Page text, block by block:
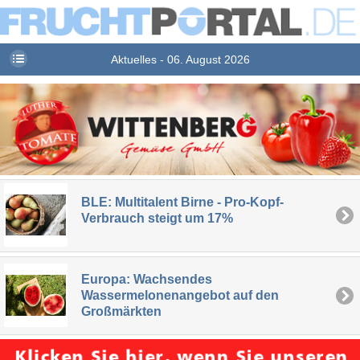
Aktuelles - 06. August 2026
BLE: Multitalent Birne - Pro-Kopf-
Verbrauch steigt um 17%
Europa: Wachsendes
Wassermelonenangebot auf den
Großmärkten